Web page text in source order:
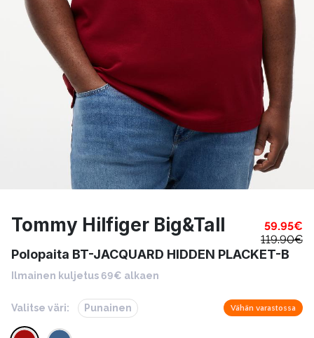
Tommy Hilfiger Big&Tall 59.95€
119.90€
Polopaita BT-JACQUARD HIDDEN PLACKET-B
Ilmainen kuljetus 69€ alkaen
Valitse väri: Punainen Vähän varastossa